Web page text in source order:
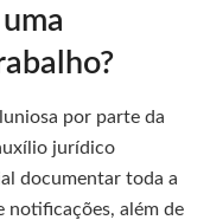
por parte da
jurídico
documentar toda a
notificações, além de